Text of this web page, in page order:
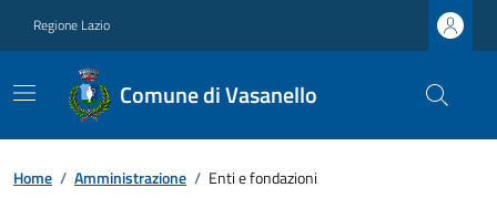
Regione Lazio
Comune di Vasanello
Home / Amministrazione / Enti e fondazioni